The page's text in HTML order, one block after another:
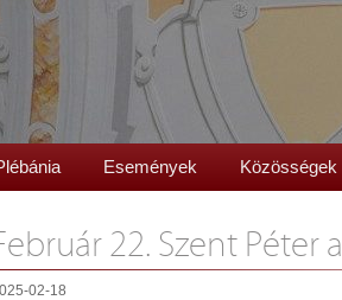
Események Közösségek
22. Szent Péter
02-18